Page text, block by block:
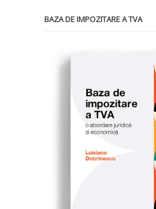
BAZA DE IMPOZITARE A TVA